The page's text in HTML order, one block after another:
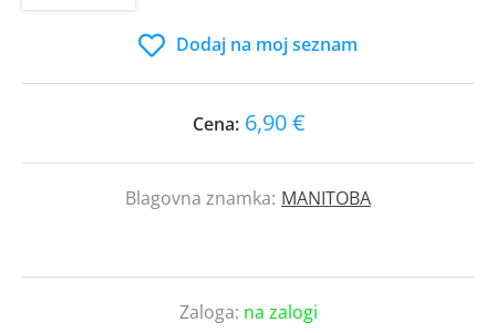
Dodaj na moj seznam
Cena: 6,90 €
Blagovna znamka: MANITOBA
Zaloga: na zalogi